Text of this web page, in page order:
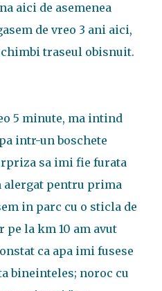
aici de asemenea
de vreo 3 ani aici,
traseul obisnuit.
5 minute, ma intind
intr-un boschete
sa imi fie furata
alergat pentru prima
in parc cu o sticla de
pe la km 10 am avut
ca apa imi fusese
bineinteles; noroc cu